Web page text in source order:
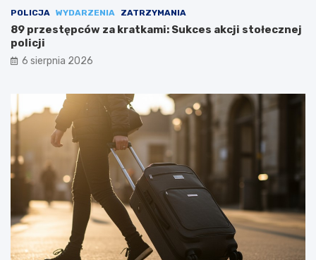
POLICJA WYDARZENIA ZATRZYMANIA
89 przestępców za kratkami: Sukces akcji stołecznej
policji
6 sierpnia 2026